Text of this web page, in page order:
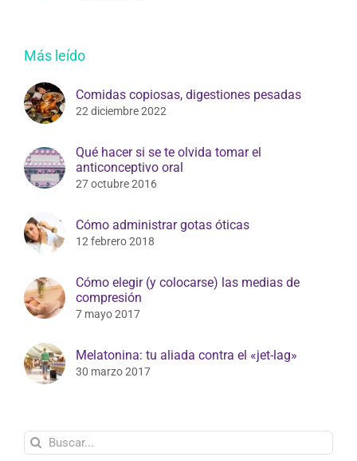
Más leído
Comidas copiosas, digestiones pesadas
22 diciembre 2022
Qué hacer si se te olvida tomar el
anticonceptivo oral
27 octubre 2016
Cómo administrar gotas óticas
12 febrero 2018
Cómo elegir (y colocarse) las medias de
compresión
7 mayo 2017
Melatonina: tu aliada contra el «jet-lag»
30 marzo 2017
Buscar: